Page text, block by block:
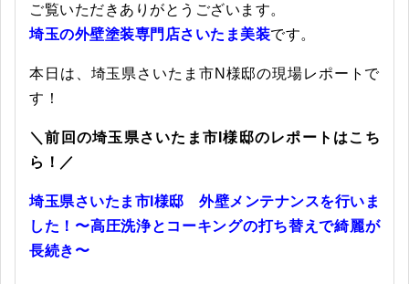
ご覧いただきありがとうございます。
埼玉の外壁塗装専門店さいたま美装です。
本日は、埼玉県さいたま市N様邸の現場レポートで
す！
＼前回の埼玉県さいたま市I様邸のレポートはこち
ら！／
埼玉県さいたま市I様邸 外壁メンテナンスを行いま
した！〜高圧洗浄とコーキングの打ち替えで綺麗が
長続き〜